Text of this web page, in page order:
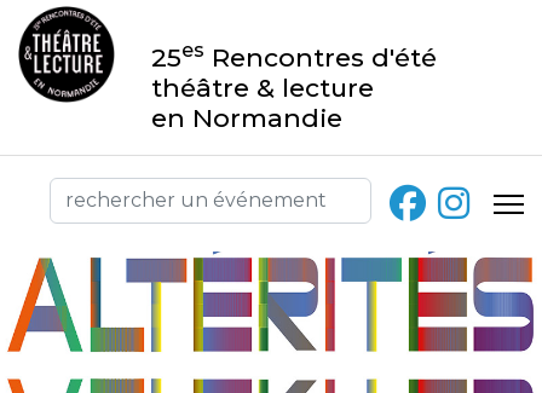
25es Rencontres d'été
théâtre & lecture
en Normandie